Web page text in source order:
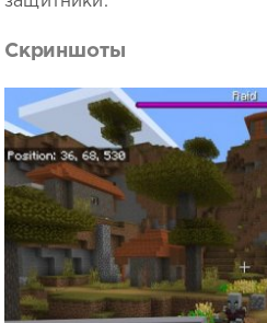
Скриншоты